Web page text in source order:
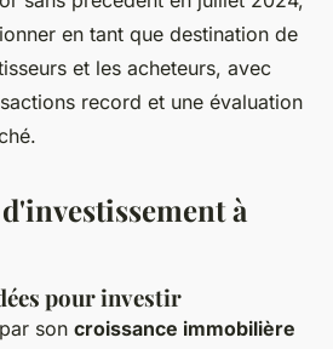
en tant que destination de
et les acheteurs, avec
record et une évaluation
à
pour investir
son croissance immobilière